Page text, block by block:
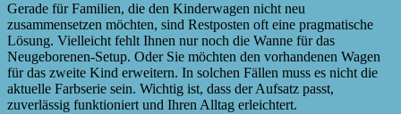
Gerade für Familien, die den Kinderwagen nicht neu
zusammensetzen möchten, sind Restposten oft eine pragmatische
Lösung. Vielleicht fehlt Ihnen nur noch die Wanne für das
Neugeborenen-Setup. Oder Sie möchten den vorhandenen Wagen
für das zweite Kind erweitern. In solchen Fällen muss es nicht die
aktuelle Farbserie sein. Wichtig ist, dass der Aufsatz passt,
zuverlässig funktioniert und Ihren Alltag erleichtert.